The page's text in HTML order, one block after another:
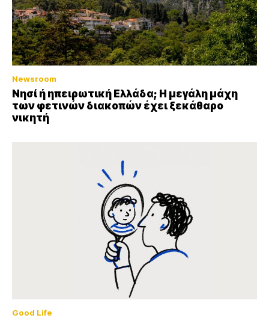
Newsroom
Νησί ή ηπειρωτική Ελλάδα; Η μεγάλη μάχη
των φετινών διακοπών έχει ξεκάθαρο
νικητή
Good Life